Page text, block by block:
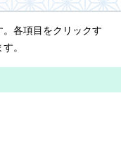
各項目をクリックす
。